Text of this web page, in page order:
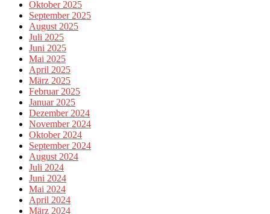
Oktober 2025
September 2025
August 2025
Juli 2025
Juni 2025
Mai 2025
April 2025
März 2025
Februar 2025
Januar 2025
Dezember 2024
November 2024
Oktober 2024
September 2024
August 2024
Juli 2024
Juni 2024
Mai 2024
April 2024
März 2024